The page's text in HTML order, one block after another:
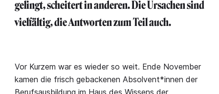
gelingt, scheitert in anderen. Die Ursachen sind
vielfältig, die Antworten zum Teil auch.
Vor Kurzem war es wieder so weit. Ende November
kamen die frisch gebackenen Absolvent*innen der
Berufsausbildung im Haus des Wissens der